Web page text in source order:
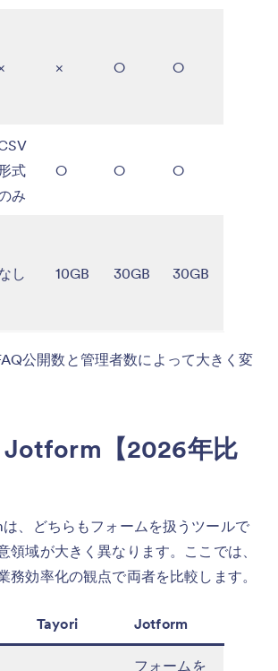
× ○ ○
式
み
○ ○ ○
し 10GB 30GB 30GB
公開数と管理者数によって大きく変
Jotform【2026年比
、どちらもフォームを扱うツールで
領域が大きく異なります。ここでは、
務効率化の観点で両者を比較します。
Tayori Jotform
フォームを